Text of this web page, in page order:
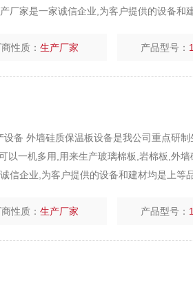
厂家是一家诚信企业,为客户提供的设备和
商性质：生产厂家 产品型号：
备 外墙硅质保温板设备是我公司重点研制
机多用,用来生产玻璃棉板,岩棉板,外
信企业,为客户提供的设备和建材均是上等
商性质：生产厂家 产品型号：